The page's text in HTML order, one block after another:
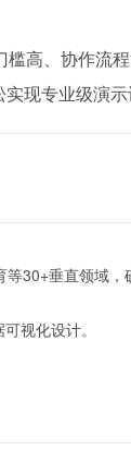
高、协作流
现专业级演示
30+垂直领域，
视化设计。